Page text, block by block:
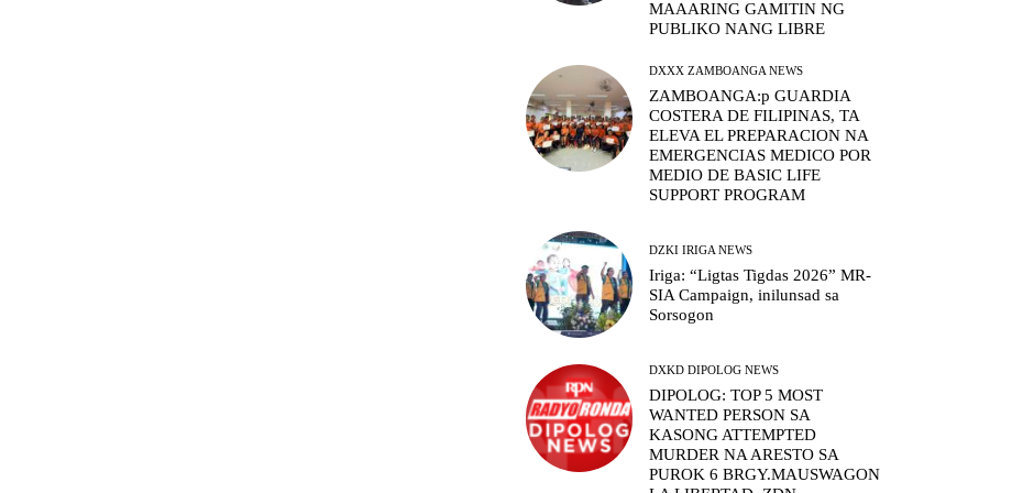
MAAARING GAMITIN NG
PUBLIKO NANG LIBRE
DXXX ZAMBOANGA NEWS
ZAMBOANGA:p GUARDIA
COSTERA DE FILIPINAS, TA
ELEVA EL PREPARACION NA
EMERGENCIAS MEDICO POR
MEDIO DE BASIC LIFE
SUPPORT PROGRAM
DZKI IRIGA NEWS
Iriga: “Ligtas Tigdas 2026” MR-
SIA Campaign, inilunsad sa
Sorsogon
DXKD DIPOLOG NEWS
DIPOLOG: TOP 5 MOST
WANTED PERSON SA
KASONG ATTEMPTED
MURDER NA ARESTO SA
PUROK 6 BRGY.MAUSWAGON